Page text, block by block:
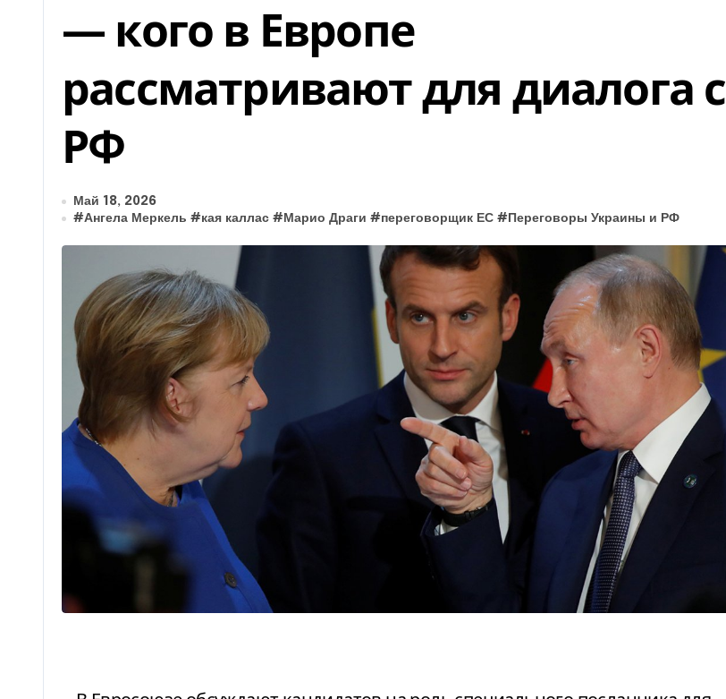
— кого в Европе
рассматривают для диалога с
РФ
Май 18, 2026
#Ангела Меркель #кая каллас #Марио Драги #переговорщик ЕС # Переговоры Украины и РФ